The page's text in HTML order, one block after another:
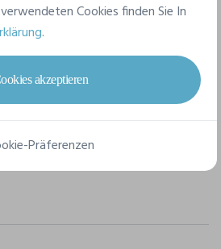
Cookies finden Sie In
.
akzeptieren
Präferenzen